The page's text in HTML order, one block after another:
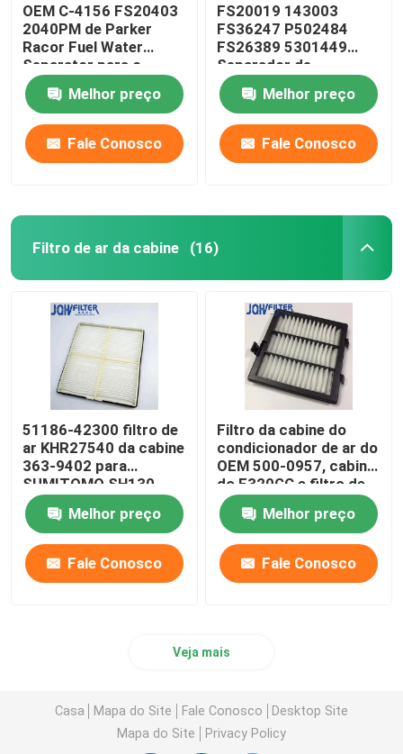
OEM C-4156 FS20403
2040PM de Parker
Racor Fuel Water
Separator para o
motor
Melhor preço
Fale Conosco
FS20019 143003
FS36247 P502484
FS26389 5301449
Separador de
combustível Água
XE235 XE335 XE370
Filtro de separador de
combustível
Melhor preço
Fale Conosco
Filtro de ar da cabine (16)
51186-42300 filtro de
ar KHR27540 da cabine
363-9402 para
SUMITOMO SH130
SH210
Melhor preço
Fale Conosco
Filtro da cabine do
condicionador de ar do
OEM 500-0957, cabine
do E320GC e filtro de
ar do motor
Melhor preço
Fale Conosco
Veja mais
Casa Mapa do Site Fale Conosco
Desktop Site
Mapa do Site
Privacy Policy